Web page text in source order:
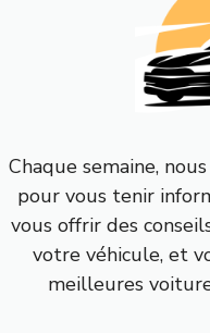
Chaque semaine,
pour vous tenir
vous offrir des
votre véhicule, et
meilleures